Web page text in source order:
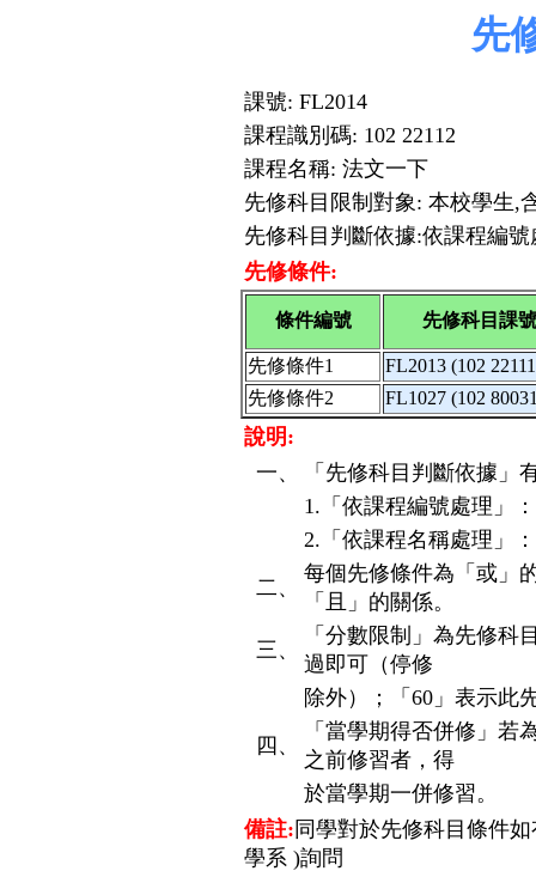
先
課號: FL2014
課程識別碼: 102 22112
課程名稱: 法文一下
先修科目限制對象: 本校學生,
先修科目判斷依據:依課程編號
先修條件:
條件編號 先修科目課
先修條件1
FL2013 (102
先修條件2
FL1027 (102
說明:
一、
「先修科目判斷依據」
1.「依課程編號處理」
2.「依課程名稱處理」
二、
每個先修條件為「或」
「且」的關係。
三、
「分數限制」為先修科
過即可（停修
除外）；「60」表示此
四、
「當學期得否併修」若
之前修習者，得
於當學期一併修習。
備註: 同學對於先修科目條件
學系 )詢問